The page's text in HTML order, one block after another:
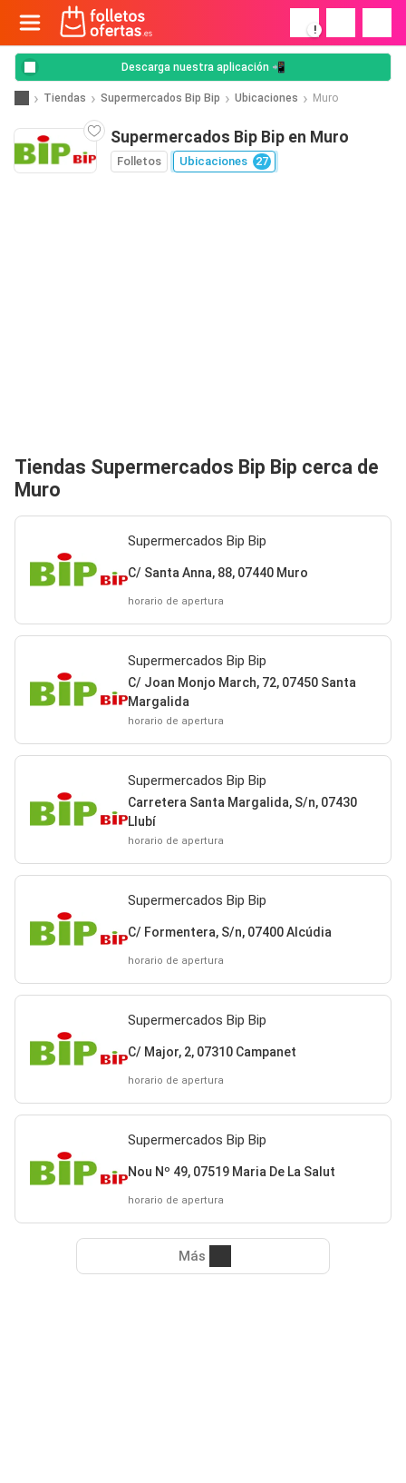
!
Descarga nuestra aplicación 📲
Tiendas Supermercados Bip Bip Ubicaciones Muro
Supermercados Bip Bip en Muro
Folletos Ubicaciones 27
Tiendas Supermercados Bip Bip cerca de
Muro
Supermercados Bip Bip
C/ Santa Anna, 88, 07440 Muro
horario de apertura
Supermercados Bip Bip
C/ Joan Monjo March, 72, 07450 Santa
Margalida
horario de apertura
Supermercados Bip Bip
Carretera Santa Margalida, S/n, 07430
Llubí
horario de apertura
Supermercados Bip Bip
C/ Formentera, S/n, 07400 Alcúdia
horario de apertura
Supermercados Bip Bip
C/ Major, 2, 07310 Campanet
horario de apertura
Supermercados Bip Bip
Nou Nº 49, 07519 Maria De La Salut
horario de apertura
Más